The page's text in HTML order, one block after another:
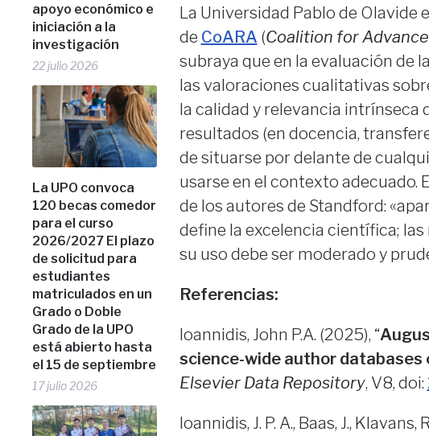
apoyo económico e
iniciación a la
investigación
22 julio 2026
La UPO convoca
120 becas comedor
para el curso
2026/2027 El plazo
de solicitud para
estudiantes
matriculados en un
Grado o Doble
Grado de la UPO
está abierto hasta
el 15 de septiembre
17 julio 2026
La Universidad Pablo de Olavide
de CoARA (Coalition for
subraya que en la evaluación de
las valoraciones cualitativas
la calidad y relevancia intrínseca
resultados (en docencia,
de situarse por delante de
usarse en el contexto adecuado.
de los autores de Standford:
define la excelencia científica;
su uso debe ser moderado y
Referencias:
Ioannidis, John P.A. (2025), “
science-wide author
Elsevier Data Repository, V8, doi:
Ioannidis, J. P. A., Baas, J., Klavans,